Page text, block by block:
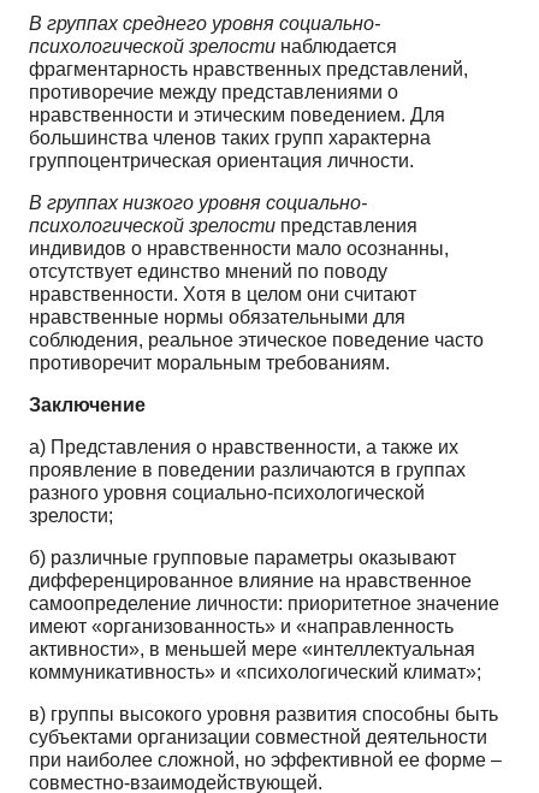
В группах среднего уровня социально-
психологической зрелости наблюдается
фрагментарность нравственных представлений,
противоречие между представлениями о
нравственности и этическим поведением. Для
большинства членов таких групп характерна
группоцентрическая ориентация личности.
В группах низкого уровня социально-
психологической зрелости представления
индивидов о нравственности мало осознанны,
отсутствует единство мнений по поводу
нравственности. Хотя в целом они считают
нравственные нормы обязательными для
соблюдения, реальное этическое поведение часто
противоречит моральным требованиям.
Заключение
а) Представления о нравственности, а также их
проявление в поведении различаются в группах
разного уровня социально-психологической
зрелости;
б) различные групповые параметры оказывают
дифференцированное влияние на нравственное
самоопределение личности: приоритетное значение
имеют «организованность» и «направленность
активности», в меньшей мере «интеллектуальная
коммуникативность» и «психологический климат»;
в) группы высокого уровня развития способны быть
субъектами организации совместной деятельности
при наиболее сложной, но эффективной ее форме –
совместно-взаимодействующей.